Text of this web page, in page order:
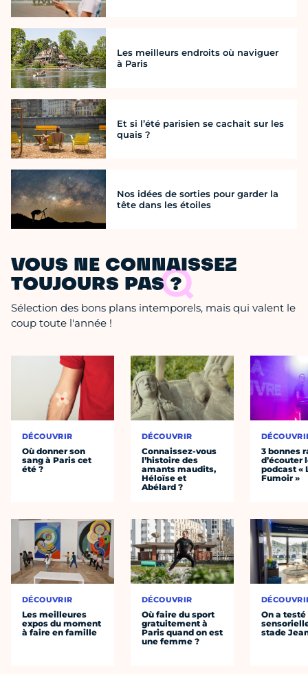
Les meilleurs endroits où naviguer
à Paris
Et si l’été parisien se cachait sur les
quais ?
Nos idées de sorties pour garder la
tête dans les étoiles
VOUS NE CONNAISSEZ
TOUJOURS PAS ?
Sélection des bons plans intemporels, mais qui valent le
coup toute l'année !
DÉCOUVRIR
Où donner son
sang à Paris cet
été ?
DÉCOUVRIR
Les meilleures
expos du moment
à faire en famille
DÉCOUVRIR
Connaissez-vous
l’histoire des
amants maudits,
Héloïse et
Abélard ?
DÉCOUVRIR
Où faire du sport
gratuitement à
Paris quand on est
une femme ?
3 bonnes
d’écouter
podcast «
Fumoir »
On a
stade